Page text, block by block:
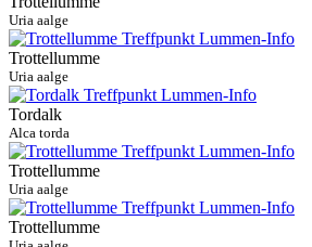
Uria aalge
Trottellumme
Uria aalge
Tordalk
Alca torda
Trottellumme
Uria aalge
Trottellumme